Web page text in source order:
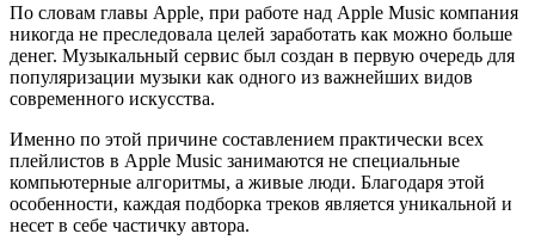
По словам главы Apple, при работе над Apple Music компания
никогда не преследовала целей заработать как можно больше
денег. Музыкальный сервис был создан в первую очередь для
популяризации музыки как одного из важнейших видов
современного искусства.
Именно по этой причине составлением практически всех
плейлистов в Apple Music занимаются не специальные
компьютерные алгоритмы, а живые люди. Благодаря этой
особенности, каждая подборка треков является уникальной и
несет в себе частичку автора.